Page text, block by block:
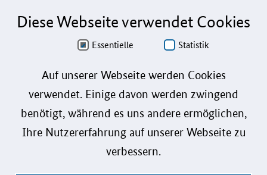
Aus Gründen der besseren Lesbarkeit wird auf die gleichzeitige Verwendung der
Personenbezeichnungen gelten gleichermaßen für alle Geschlechter.
Datenschutz
Barrierefreiheit
Gebärdensprache
Diese Webseite verwendet Cookies
Essentielle Statistik
Auf unserer Webseite werden Cookies
verwendet. Einige davon werden zwingend
benötigt, während es uns andere ermöglichen,
Ihre Nutzererfahrung auf unserer Webseite zu
verbessern.